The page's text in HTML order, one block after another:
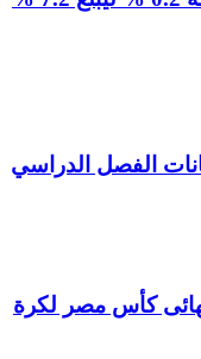
الفصل الدراسي
كأس مصر لكرة